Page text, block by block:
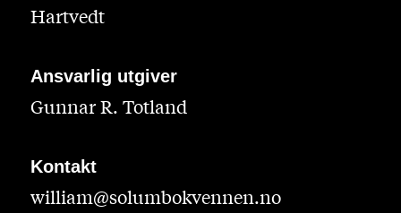
Hartvedt
Ansvarlig utgiver
Gunnar R. Totland
Kontakt
william@solumbokvennen.no